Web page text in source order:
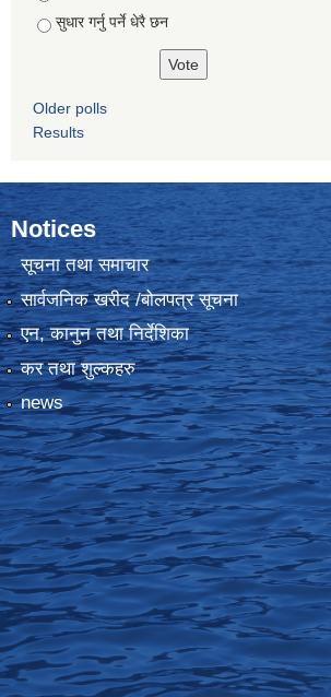
सुधार गर्नु पर्ने धेरै छन
Older polls
Results
Notices
सूचना तथा समाचार
सार्वजनिक खरीद /बोलपत्र सूचना
एन, कानुन तथा निर्देशिका
कर तथा शुल्कहरु
news